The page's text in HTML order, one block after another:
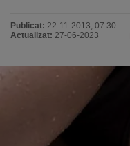
Publicat: 22-11-2013, 07:30
Actualizat: 27-06-2023